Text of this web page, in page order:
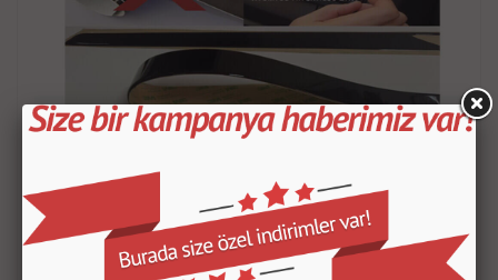
- Satın aldığınız setin içeriği KROKİDE belirtilen
parçalardan oluşmaktadır.
Mars Cockpit Design
garantisini taşımaktadır.
Hangi satış pazarında olursa olsun çekinmeden dilediğiniz